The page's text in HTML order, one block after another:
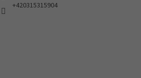
+420315315904